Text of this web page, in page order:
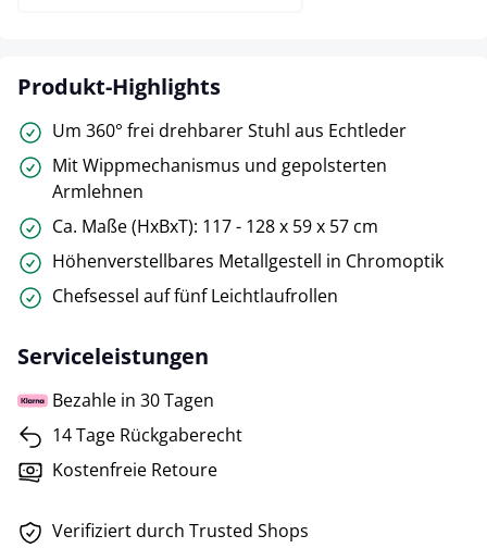
Produkt-Highlights
Um 360° frei drehbarer Stuhl aus Echtleder
Mit Wippmechanismus und gepolsterten
Armlehnen
Ca. Maße (HxBxT): 117 - 128 x 59 x 57 cm
Höhenverstellbares Metallgestell in Chromoptik
Chefsessel auf fünf Leichtlaufrollen
Serviceleistungen
Bezahle in 30 Tagen
14 Tage Rückgaberecht
Kostenfreie Retoure
Verifiziert durch Trusted Shops